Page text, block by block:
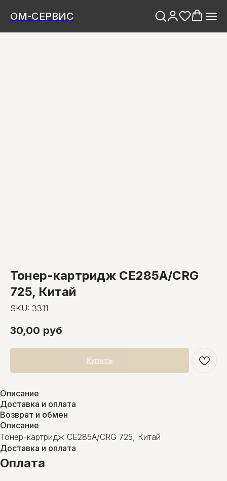
ОМ-СЕРВИС
Тонер-картридж СЕ285А/CRG
725, Китай
SKU: 3311
30,00 руб
Купить
Описание
Доставка и оплата
Возврат и обмен
Описание
Тонер-картридж СЕ285А/CRG 725, Китай
Доставка и оплата
Оплата